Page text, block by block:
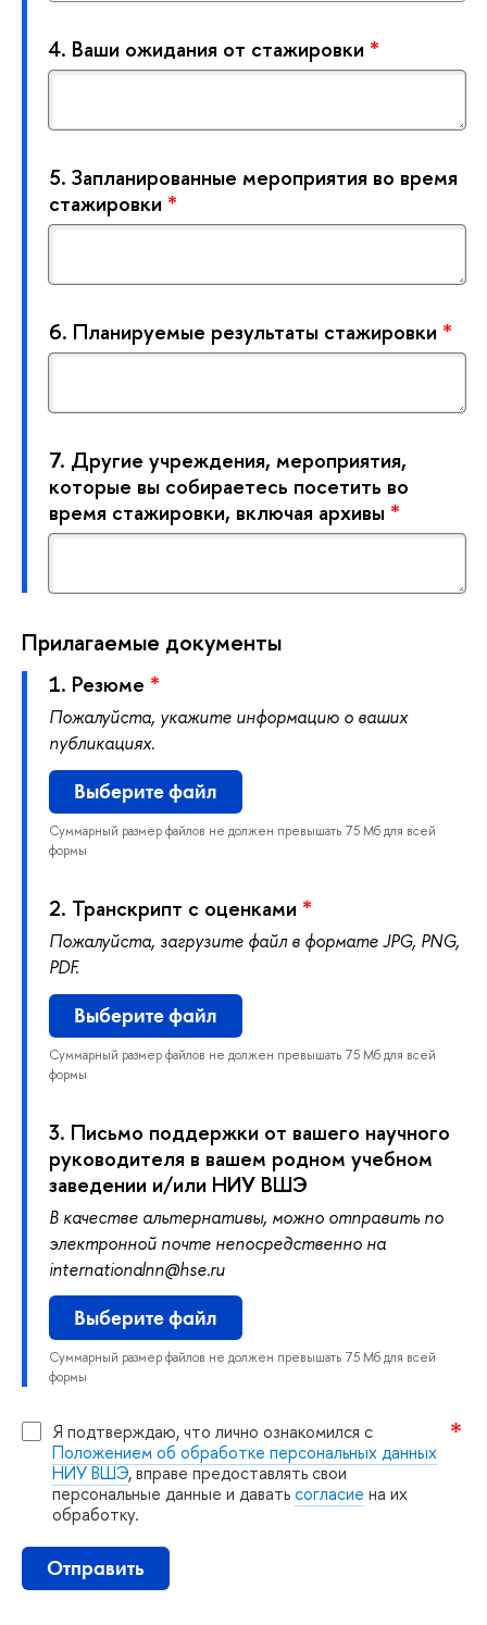
4. аши ожидания от стажировки *
5. Запланированные мероприятия во время
стажировки *
6. Планируемые результаты стажировки *
7. Другие учреждения, мероприятия,
которые вы собираетесь посетить во
ремя стажировки, включая архивы *
Прилагаемые документы
1. Резюме *
Пожалуйста, укажите информацию о ваших
публикациях.
ыберите файл
Суммарный размер файлов не должен превышать 75 Мб для всей
формы
2. Транскрипт с оценками *
Пожалуйста, загрузите файл в формате JPG, PNG,
PDF.
ыберите файл
Суммарный размер файлов не должен превышать 75 Мб для всей
формы
3. Письмо поддержки от вашего научного
руководителя в вашем родном учебном
заведении и/или НИУ ВШЭ
качестве альтернативы, можно отправить по
электронной почте непосредственно на
internationalnn@hse.ru
ыберите файл
Суммарный размер файлов не должен превышать 75 Мб для всей
формы
Я подтверждаю, что лично ознакомился с
Положением об обработке персональных данных
НИУ ВШЭ, вправе предоставлять свои
персональные данные и даватьсогласие на их
обработку.
Отправить